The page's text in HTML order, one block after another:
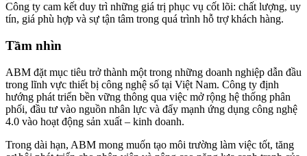
Công ty cam kết duy trì những giá trị phục vụ cốt lõi: chất lượng, uy
tín, giá phù hợp và sự tận tâm trong quá trình hỗ trợ khách hàng.
Tầm nhìn
ABM đặt mục tiêu trở thành một trong những doanh nghiệp dẫn đầu
trong lĩnh vực thiết bị công nghệ số tại Việt Nam. Công ty định
hướng phát triển bền vững thông qua việc mở rộng hệ thống phân
phối, đầu tư vào nguồn nhân lực và đẩy mạnh ứng dụng công nghệ
4.0 vào hoạt động sản xuất – kinh doanh.
Trong dài hạn, ABM mong muốn tạo môi trường làm việc tốt, tăng